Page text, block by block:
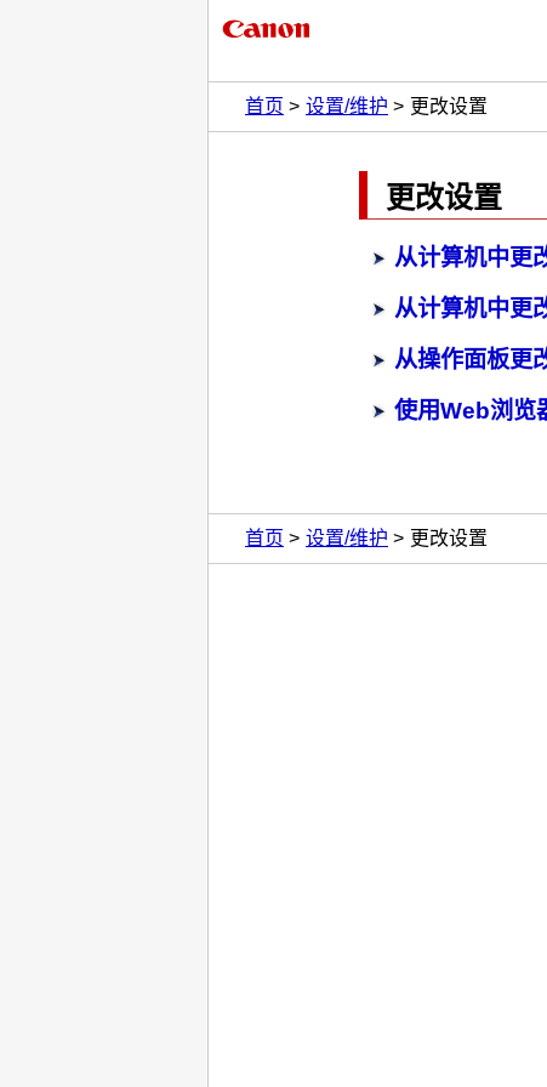
首页
设置/维护 更改设置
更改设置
从计算机中更
从计算机中更
从操作面板更
使用Web浏览
首页 设置/维护 更改设置